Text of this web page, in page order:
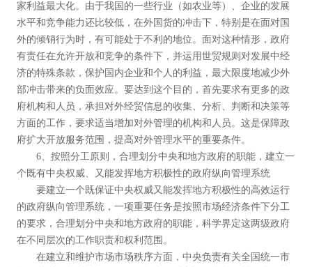
家利益最大化。由于我国的一些行业（如农业等）、企业的发展
水平和竞争能力还比较低，在外国货的冲击下，特别是在面对国
外的倾销行为时，有可能处于不利的地位。面对这种情形，政府
有责任在允许开放和竞争的条件下，并运用世贸规则对发展中经
济的特殊条款，保护国内企业和个人的利益，最大限度地减少外
部冲击带来的负面效应。要达到这个目的，首先要求有更多的政
府机构和人员，承担对外经贸信息的收集、分析、判断和决策等
方面的工作，要求适当增加对外管理的机构和人员。这是保障政
府扩大开放服务范围，提高对外管理水平的重要条件。
6、按照分工原则，合理划分中央和地方政府的职能，建立一
个既有中央权威、又能发挥地方积极性的政府纵向管理系统
要建立一个既保证中央权威又能发挥地方积极性的高效运行
的政府纵向管理系统，一项重要任务是按照市场经济条件下分工
的要求，合理划分中央和地方政府的职能，科学界定这两级政府
在不同层次的工作职责和权利范围。
在建立和维护市场市场秩序方面，中央负责有关全国统一市